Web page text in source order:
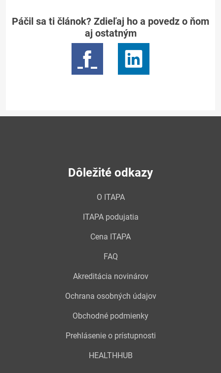
Páčil sa ti článok? Zdieľaj ho a povedz o ňom
aj ostatným
Dôležité odkazy
O ITAPA
ITAPA podujatia
Cena ITAPA
FAQ
Akreditácia novinárov
Ochrana osobných údajov
Obchodné podmienky
Prehlásenie o prístupnosti
HEALTHHUB